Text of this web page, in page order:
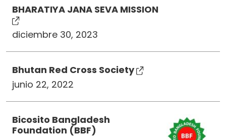
BHARATIYA JANA SEVA MISSION
diciembre 30, 2023
Bhutan Red Cross Society
junio 22, 2022
Bicosito Bangladesh
Foundation (BBF)